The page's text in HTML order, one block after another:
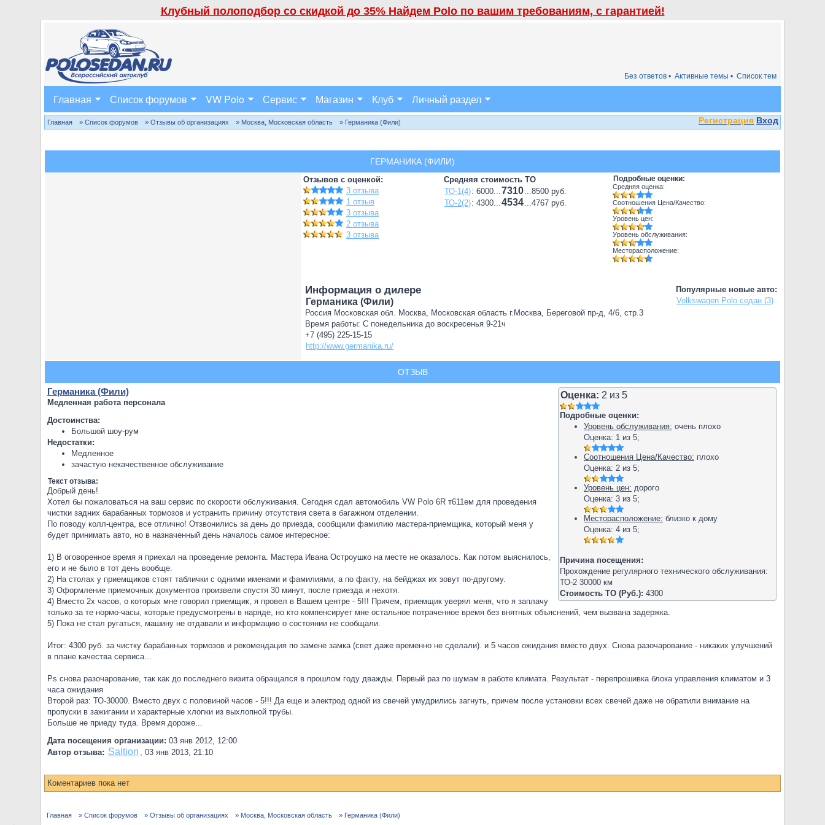
Клубный полоподбор со скидкой до 35% Найдем Polo по вашим требованиям, с гарантией!
Список тем
Активные темы •
Без ответов •
Главная Список форумов VW Polo Сервис Магазин Клуб Личный раздел
Регистрация Вход
Главная » Список форумов » Отзывы об организациях » Москва, Московская область » Германика (Фили)
ГЕРМАНИКА (ФИЛИ)
Отзывов с оценкой:
3 отзыва
1 отзыв
3 отзыва
2 отзыва
3 отзыва
Средняя стоимость ТО
ТО-1(4): 6000...7310...8500 руб.
ТО-2(2): 4300...4534...4767 руб.
Подробные оценки:
Средняя оценка:
Соотношения Цена/Качество:
Уровень цен:
Уровень обслуживания:
Месторасположение:
Популярные новые авто:
Volkswagen Polo седан (3)
Информация о дилере
Германика (Фили)
Россия Московская обл. Москва, Московская область г.Москва, Береговой пр-д, 4/6, стр.3
Время работы: С понедельника до воскресенья 9-21ч
+7 (495) 225-15-15
http://www.germanika.ru/
ОТЗЫВ
Оценка: 2 из 5
Подробные оценки:
Уровень обслуживания: очень плохо
Оценка: 1 из 5;
Соотношения Цена/Качество: плохо
Оценка: 2 из 5;
Уровень цен: дорого
Оценка: 3 из 5;
Месторасположение: близко к дому
Оценка: 4 из 5;
Причина посещения:
Прохождение регулярного технического обслуживания:
ТО-2 30000 км
Стоимость ТО (Руб.): 4300
Германика (Фили)
Медленная работа персонала
Достоинства:
Большой шоу-рум
Недостатки:
Медленное
зачастую некачественное обслуживание
Текст отзыва:
Добрый день!
Хотел бы пожаловаться на ваш сервис по скорости обслуживания. Сегодня сдал автомобиль VW Polo 6R т611ем для проведения
чистки задних барабанных тормозов и устранить причину отсутствия света в багажном отделении.
По поводу колл-центра, все отлично! Отзвонились за день до приезда, сообщили фамилию мастера-приемщика, который меня у
будет принимать авто, но в назначенный день началось самое интересное:
1) В оговоренное время я приехал на проведение ремонта. Мастера Ивана Остроушко на месте не оказалось. Как потом выяснилось,
его и не было в тот день вообще.
2) На столах у приемщиков стоят таблички с одними именами и фамилиями, а по факту, на бейджах их зовут по-другому.
3) Оформление приемочных документов произвели спустя 30 минут, после приезда и нехотя.
4) Вместо 2х часов, о которых мне говорил приемщик, я провел в Вашем центре - 5!!! Причем, приемщик уверял меня, что я заплачу
только за те нормо-часы, которые предусмотрены в наряде, но кто компенсирует мне остальное потраченное время без внятных объяснений, чем вызвана задержка.
5) Пока не стал ругаться, машину не отдавали и информацию о состоянии не сообщали.
Итог: 4300 руб. за чистку барабанных тормозов и рекомендация по замене замка (свет даже временно не сделали). и 5 часов ожидания вместо двух. Снова разочарование - никаких улучшений
в плане качества сервиса...
Ps снова разочарование, так как до последнего визита обращался в прошлом году дважды. Первый раз по шумам в работе климата. Результат - перепрошивка блока управления климатом и 3
часа ожидания
Второй раз: ТО-30000. Вместо двух с половиной часов - 5!!! Да еще и электрод одной из свечей умудрились загнуть, причем после установки всех свечей даже не обратили внимание на
пропуски в зажигании и характерные хлопки из выхлопной трубы.
Больше не приеду туда. Время дороже...
Дата посещения организации: 03 янв 2012, 12:00
Автор отзыва: Saltion , 03 янв 2013, 21:10
Коментариев пока нет
Главная » Список форумов » Отзывы об организациях » Москва, Московская область » Германика (Фили)